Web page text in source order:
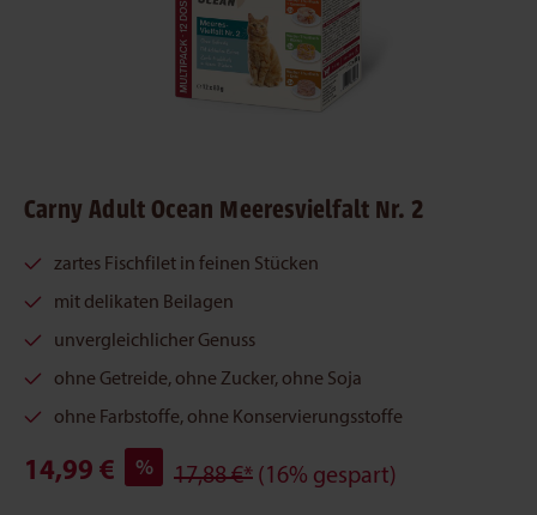
Carny Adult Ocean Meeresvielfalt Nr. 2
zartes Fischfilet in feinen Stücken
mit delikaten Beilagen
unvergleichlicher Genuss
ohne Getreide, ohne Zucker, ohne Soja
ohne Farbstoffe, ohne Konservierungsstoffe
14,99 € % 17,88 €* (16% gespart)